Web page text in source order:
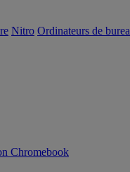
Nitro Ordinateurs de
Chromebook